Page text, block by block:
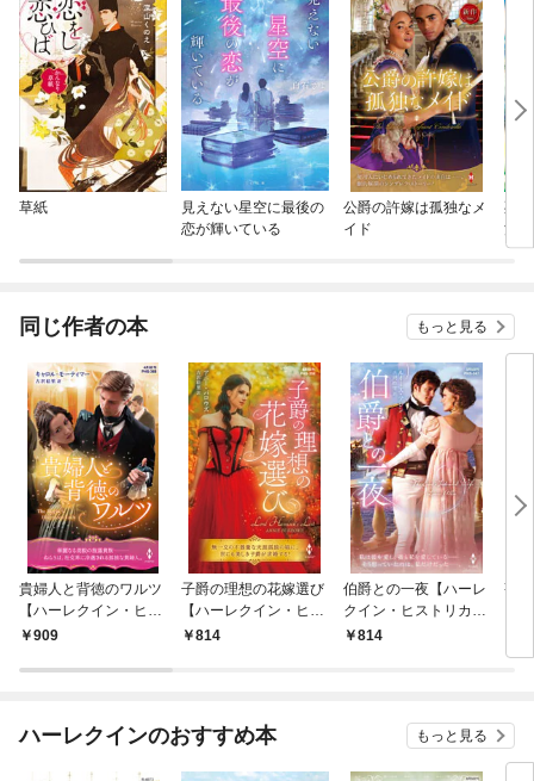
草紙
見えない星空に最後の
恋が輝いている
公爵の許嫁は孤独なメ
イド
死
活
ー
同じ作者の本 もっと見る
貴婦人と背徳のワルツ
【ハーレクイン・ヒス
トリカル・スペシャル
909
子爵の理想の花嫁選び
【ハーレクイン・ヒス
トリカル・スペシャル
814
伯爵との一夜【ハーレ
クイン・ヒストリカ
ル・スペシャル版】
814
薔
版】
ハーレクインのおすすめ本 もっと見る